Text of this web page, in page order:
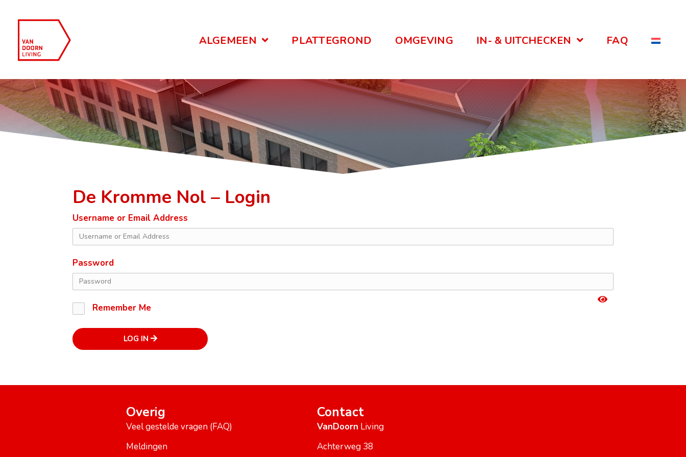
ALGEMEEN PLATTEGROND OMGEVING IN- & UITCHECKEN FAQ
De Kromme Nol – Login
Username or Email Address
Password
Remember Me
LOG IN
Overig
Veel gestelde vragen (FAQ)
Meldingen
Contact
VanDoorn Living
Achterweg 38